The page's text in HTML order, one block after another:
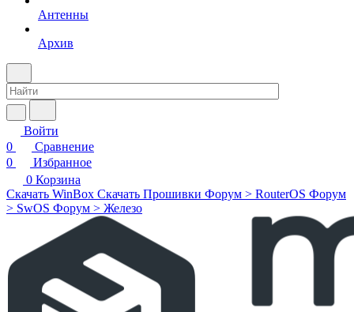
Антенны
Архив
Войти
0
Сравнение
0
Избранное
0 Корзина
Скачать WinBox Скачать Прошивки Форум > RouterOS Форум
> SwOS Форум > Железо